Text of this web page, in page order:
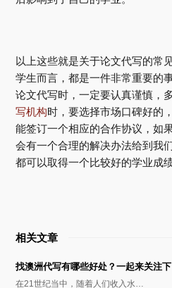
以上这些就是关于论文代写的常
学生而言，都是一件非常重要的
论文代写时，一定要认真谨慎，
写机构时，要选择市场口碑好的
能签订一个相应的合作协议，如
会有一个合理的解决办法给到我
都可以取得一个比较好的学业成
相关文章
找澳洲代写有哪些好处？一起来关注下
在21世纪当中，随着人们收入水…